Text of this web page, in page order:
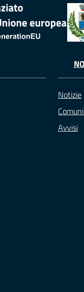
Notizie
Avvisi